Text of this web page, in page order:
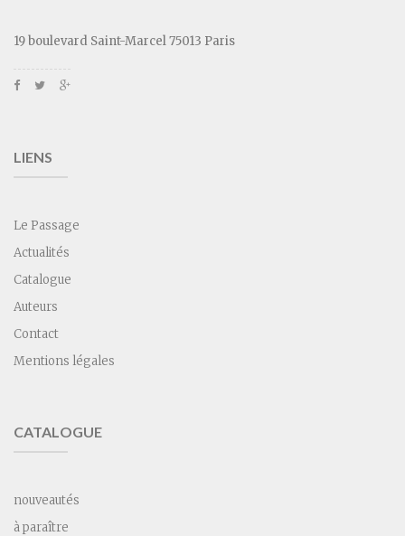
19 boulevard Saint-Marcel 75013 Paris
LIENS
Le Passage
Actualités
Catalogue
Auteurs
Contact
Mentions légales
CATALOGUE
nouveautés
à paraître